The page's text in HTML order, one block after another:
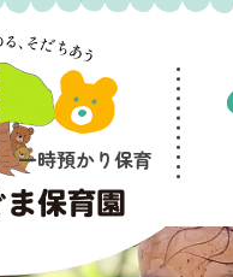
一時預かり保育